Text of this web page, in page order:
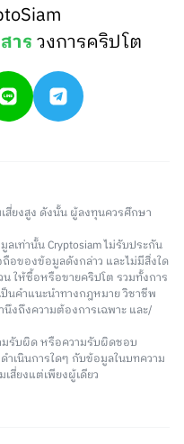
ารวงการคริปโต
สี่ยงสูง ดังนั้น ผู้ลงทุนควรศึกษา
เท่านั้น Cryptosiam ไม่รับประกัน
อของข้อมูลดังกล่าว และไม่มีสิ่งใด
ให้ซื้อหรือขายคริปโต รวมทั้งการ
นคำแนะนำทางกฎหมาย วิชาชีพ
งถึงความต้องการเฉพาะ และ/
มรับผิด หรือความรับผิดชอบ
เนินการใดๆ กับข้อมูลในบทความ
สี่ยงแต่เพียงผู้เดียว